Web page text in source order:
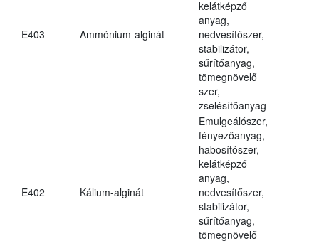
E403 Ammónium-alginát
kelátképző
anyag,
nedvesítőszer,
stabilizátor,
sűrítőanyag,
tömegnövelő
szer,
zselésítőanyag
E402 Kálium-alginát
Emulgeálószer,
fényezőanyag,
habosítószer,
kelátképző
anyag,
nedvesítőszer,
stabilizátor,
sűrítőanyag,
tömegnövelő